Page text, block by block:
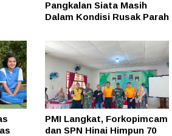
Pangkalan Siata Masih
Dalam Kondisi Rusak Parah
PMI Langkat, Forkopimcam
dan SPN Hinai Himpun 70